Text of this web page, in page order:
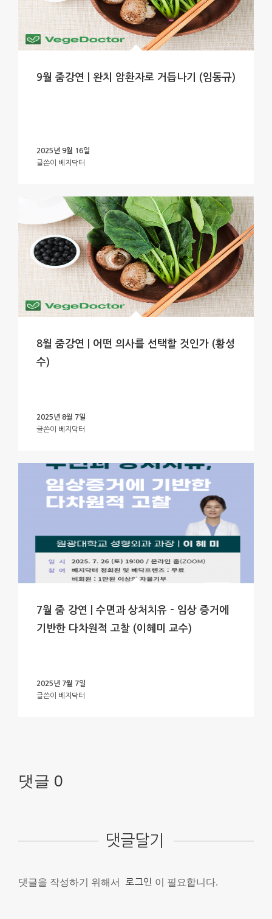
9월 줌강연 | 완치 암환자로 거듭나기 (임동규)
2025년 9월 16일
글쓴이 베지닥터
8월 줌강연 | 어떤 의사를 선택할 것인가 (황성
수)
2025년 8월 7일
글쓴이 베지닥터
7월 줌 강연 | 수면과 상처치유 – 임상 증거에
기반한 다차원적 고찰 (이혜미 교수)
2025년 7월 7일
글쓴이 베지닥터
댓글 0
댓글달기
댓글을 작성하기 위해서 로그인 이 필요합니다.